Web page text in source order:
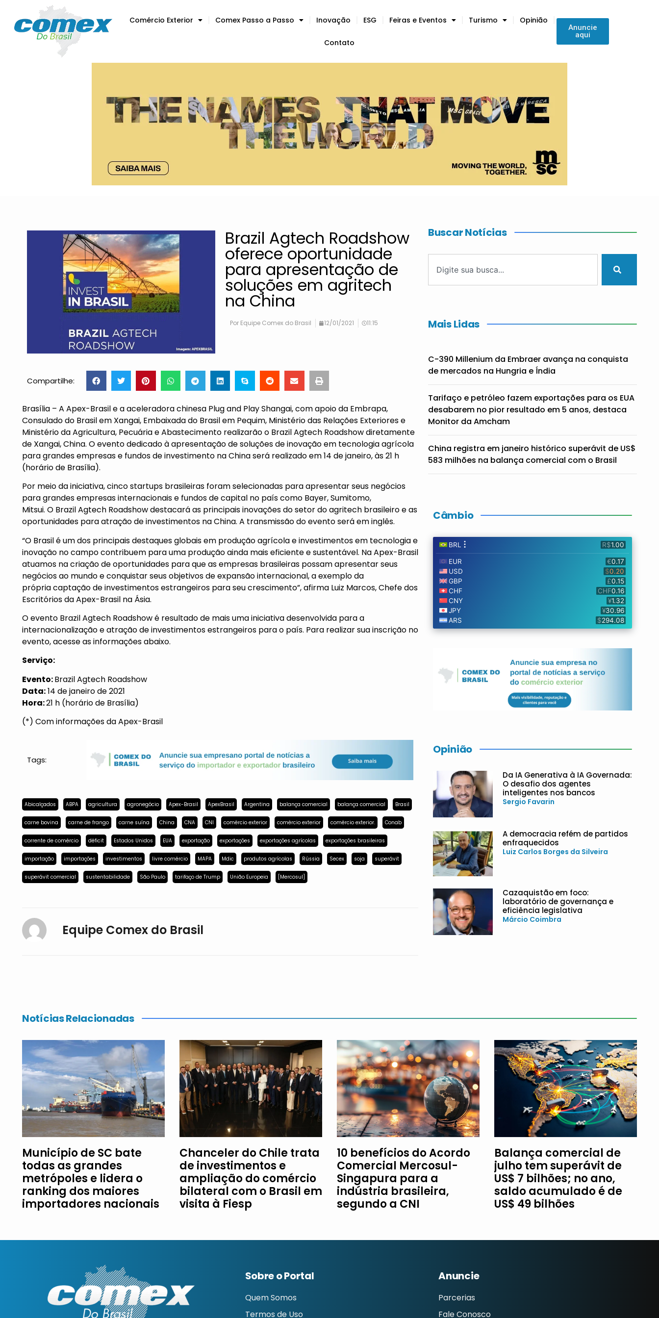
Comércio Exterior Comex Passo a Passo Inovação ESG Feiras e Eventos Turismo Opinião
Contato
Anuncie
aqui
Brazil Agtech Roadshow
oferece oportunidade
para apresentação de
soluções em agritech
na China
Por Equipe Comex do Brasil 12/01/2021 11:15
Compartilhe:
Brasília – A Apex-Brasil e a aceleradora chinesa Plug and Play Shangai, com apoio da Embrapa,
Consulado do Brasil em Xangai, Embaixada do Brasil em Pequim, Ministério das Relações Exteriores e
Ministério da Agricultura, Pecuária e Abastecimento realizarão o Brazil Agtech Roadshow diretamente
de Xangai, China. O evento dedicado à apresentação de soluções de inovação em tecnologia agrícola
para grandes empresas e fundos de investimento na China será realizado em 14 de janeiro, às 21 h
(horário de Brasília).
Por meio da iniciativa, cinco startups brasileiras foram selecionadas para apresentar seus negócios
para grandes empresas internacionais e fundos de capital no país como Bayer, Sumitomo,
Mitsui. O Brazil Agtech Roadshow destacará as principais inovações do setor do agritech brasileiro e as
oportunidades para atração de investimentos na China. A transmissão do evento será em inglês.
“O Brasil é um dos principais destaques globais em produção agrícola e investimentos em tecnologia e
inovação no campo contribuem para uma produção ainda mais eficiente e sustentável. Na Apex-Brasil
atuamos na criação de oportunidades para que as empresas brasileiras possam apresentar seus
negócios ao mundo e conquistar seus objetivos de expansão internacional, a exemplo da
própria captação de investimentos estrangeiros para seu crescimento”, afirma Luiz Marcos, Chefe dos
Escritórios da Apex-Brasil na Ásia.
O evento Brazil Agtech Roadshow é resultado de mais uma iniciativa desenvolvida para a
internacionalização e atração de investimentos estrangeiros para o país. Para realizar sua inscrição no
evento, acesse as informações abaixo.
Serviço:
Evento:Brazil Agtech Roadshow
Data:14 de janeiro de 2021
Hora:21 h (horário de Brasília)
(*) Com informações da Apex-Brasil
Tags:
Abicalçados ABPA agricultura agronegócio Apex-Brasil ApexBrasil Argentina balança comercial balança comercial Brasil
carne bovina carne de frango carne suína China CNA CNI comércio exterior comércio exterior comércio exterior. Conab
corrente de comércio déficit Estados Unidos EUA exportação exportações exportações agrícolas exportações brasileiras
importação importações investimentos livre comércio MAPA Mdic produtos agrícolas Rússia Secex soja superávit
superávit comercial sustentabilidade São Paulo tarifaço de Trump União Europeia [Mercosul]
Equipe Comex do Brasil
Buscar Notícias
Mais Lidas
C-390 Millenium da Embraer avança na conquista
de mercados na Hungria e Índia
Tarifaço e petróleo fazem exportações para os EUA
desabarem no pior resultado em 5 anos, destaca
Monitor da Amcham
China registra em janeiro histórico superávit de US$
583 milhões na balança comercial com o Brasil
Câmbio
Opinião
Da IA Generativa à IA Governada:
O desafio dos agentes
inteligentes nos bancos
Sergio Favarin
A democracia refém de partidos
enfraquecidos
Luiz Carlos Borges da Silveira
Cazaquistão em foco:
laboratório de governança e
eficiência legislativa
Márcio Coimbra
Notícias Relacionadas
Município de SC bate
todas as grandes
metrópoles e lidera o
ranking dos maiores
importadores nacionais
Chanceler do Chile trata
de investimentos e
ampliação do comércio
bilateral com o Brasil em
visita à Fiesp
10 benefícios do Acordo
Comercial Mercosul-
Singapura para a
indústria brasileira,
segundo a CNI
Balança comercial de
julho tem superávit de
US$ 7 bilhões; no ano,
saldo acumulado é de
US$ 49 bilhões
Sobre o Portal
Quem Somos
Termos de Uso
Anuncie
Parcerias
Fale Conosco